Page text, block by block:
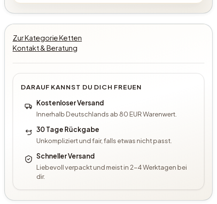
Zur Kategorie Ketten
Kontakt & Beratung
DARAUF KANNST DU DICH FREUEN
Kostenloser Versand
Innerhalb Deutschlands ab 80 EUR Warenwert.
30 Tage Rückgabe
Unkompliziert und fair, falls etwas nicht passt.
Schneller Versand
Liebevoll verpackt und meist in 2-4 Werktagen bei
dir.